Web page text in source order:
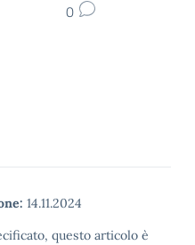
0
14.11.2024
questo articolo è